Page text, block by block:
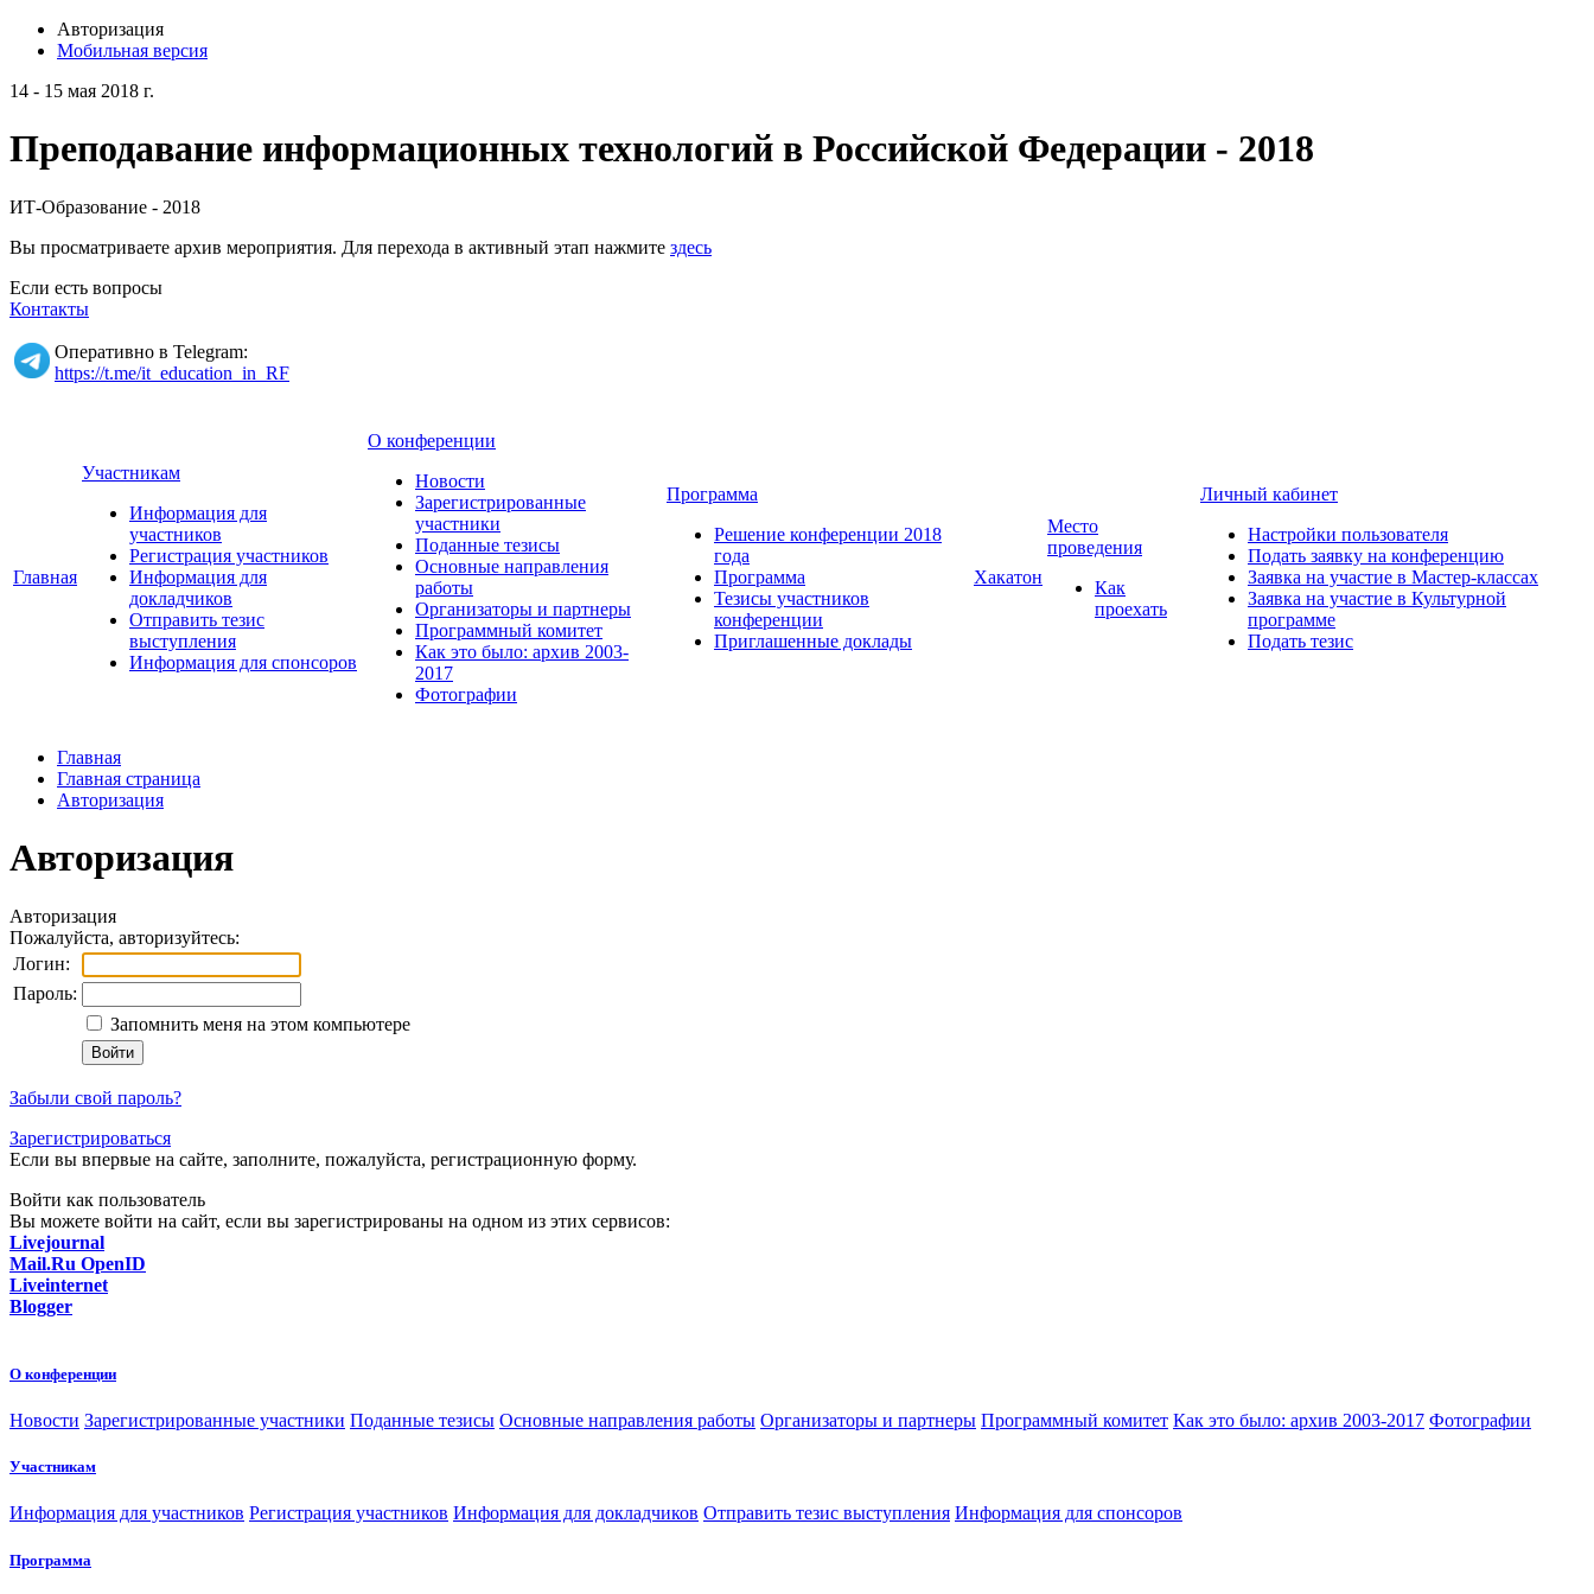
Авторизация
Мобильная версия
14 - 15 мая 2018 г.
Преподавание информационных технологий в Российской Федерации - 2018
ИТ-Образование - 2018
Вы просматриваете архив мероприятия. Для перехода в активный этап нажмите здесь
Если есть вопросы
Контакты
Оперативно в Telegram:
https://t.me/it_education_in_RF
Главная
Участникам
Информация для
участников
Регистрация участников
Информация для
докладчиков
Отправить тезис
выступления
Информация для спонсоров
О конференции
Новости
Зарегистрированные
участники
Поданные тезисы
Основные направления
работы
Организаторы и партнеры
Программный комитет
Как это было: архив 2003-
2017
Фотографии
Программа
Решение конференции 2018
года
Программа
Тезисы участников
конференции
Приглашенные доклады
Хакатон
Место
проведения
Как
проехать
Личный кабинет
Настройки пользователя
Подать заявку на конференцию
Заявка на участие в Мастер-классах
Заявка на участие в Культурной
программе
Подать тезис
Главная
Главная страница
Авторизация
Авторизация
Авторизация
Пожалуйста, авторизуйтесь:
Логин:
Пароль:
Запомнить меня на этом компьютере
Забыли свой пароль?
Зарегистрироваться
Если вы впервые на сайте, заполните, пожалуйста, регистрационную форму.
Войти как пользователь
Вы можете войти на сайт, если вы зарегистрированы на одном из этих сервисов:
Livejournal
Mail.Ru OpenID
Liveinternet
Blogger
О конференции
Новости Зарегистрированные участники Поданные тезисы Основные направления работы Организаторы и партнеры Программный комитет Как это было: архив 2003-2017 Фотографии
Участникам
Информация для участников Регистрация участников Информация для докладчиков Отправить тезис выступления Информация для спонсоров
Программа